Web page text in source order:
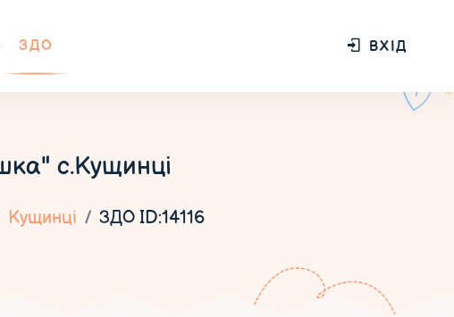
ЗДО ВХІД
с.Кущинці
Кущинці ЗДО ID:14116